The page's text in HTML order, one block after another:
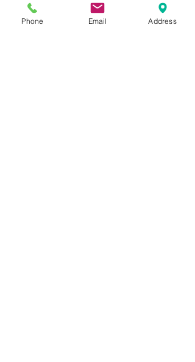
いを励まし合う関係性が生まれ、実力を伸ば
しています。  無料体験では、エールの人間
Phone Email Address